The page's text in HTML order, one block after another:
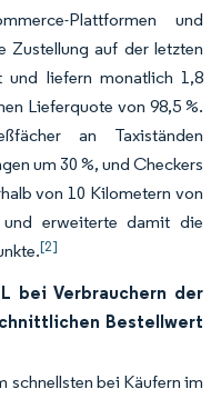
Plattformen und
Zustellung auf der letzten
und liefern monatlich 1,8
Lieferquote von 98,5 %.
an Taxiständen
um 30 %, und Checkers
von 10 Kilometern von
erweiterte damit die
[2]
bei Verbrauchern der
Bestellwert
schnellsten bei Käufern im